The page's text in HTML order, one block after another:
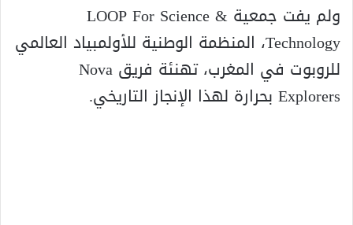
ولم يفت جمعية LOOP For Science &
Technology، المنظمة الوطنية للأولمبياد العالمي
للروبوت في المغرب، تهنئة فريق Nova
Explorers بحرارة لهذا الإنجاز التاريخي.